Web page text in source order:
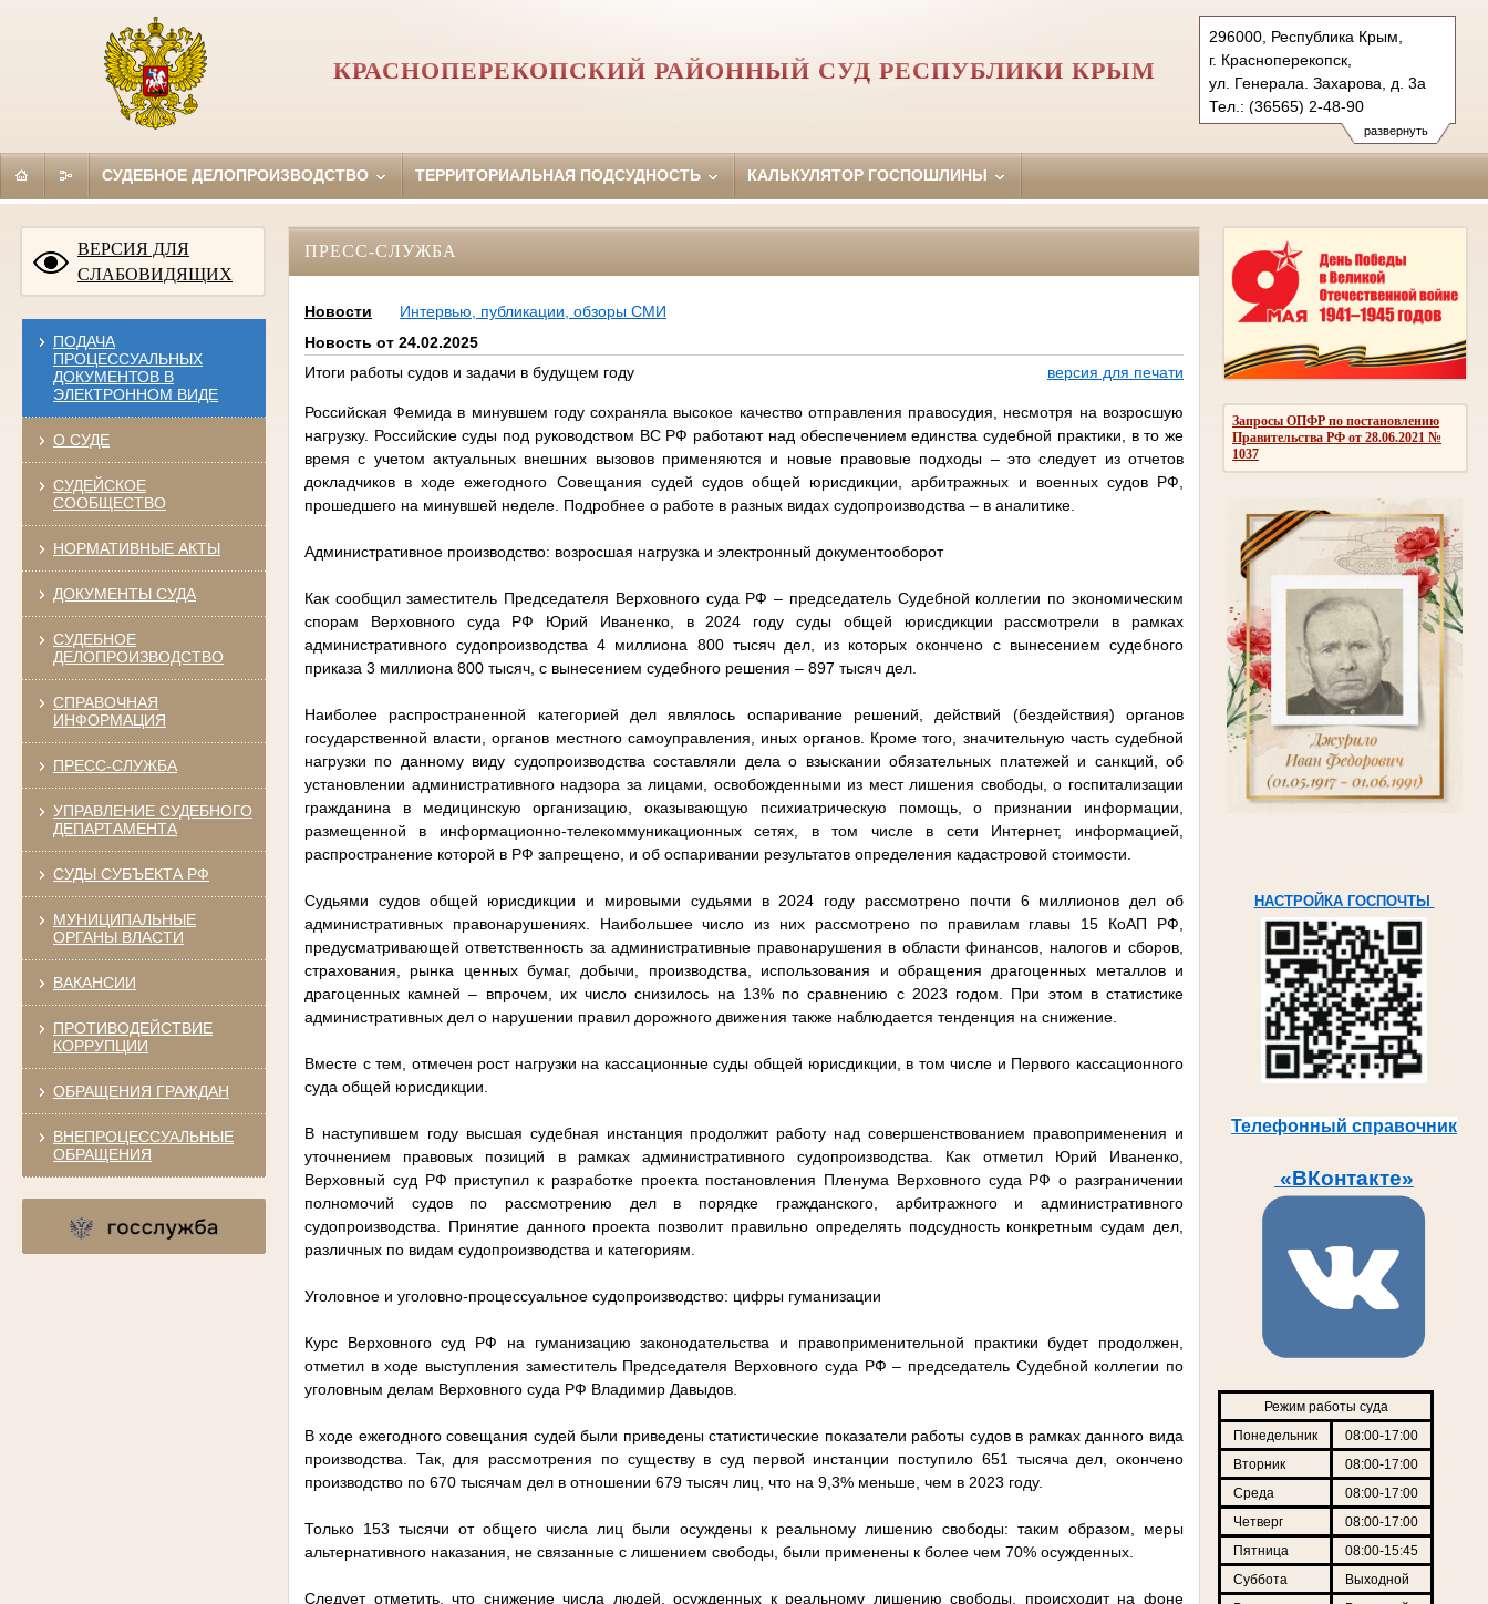
развернуть
296000, Республика Крым,
г. Красноперекопск,
ул. Генерала. Захарова, д. 3а
Тел.: (36565) 2-48-90
krasnoperekopskiy.krm@sudrf.ru
КРАСНОПЕРЕКОПСКИЙ РАЙОННЫЙ СУД РЕСПУБЛИКИ КРЫМ
СУДЕБНОЕ ДЕЛОПРОИЗВОДСТВО ТЕРРИТОРИАЛЬНАЯ ПОДСУДНОСТЬ КАЛЬКУЛЯТОР ГОСПОШЛИНЫ
ВЕРСИЯ ДЛЯ
СЛАБОВИДЯЩИХ
ПОДАЧА
ПРОЦЕССУАЛЬНЫХ
ДОКУМЕНТОВ В
ЭЛЕКТРОННОМ ВИДЕ
О СУДЕ
СУДЕЙСКОЕ
СООБЩЕСТВО
НОРМАТИВНЫЕ АКТЫ
ДОКУМЕНТЫ СУДА
СУДЕБНОЕ
ДЕЛОПРОИЗВОДСТВО
СПРАВОЧНАЯ
ИНФОРМАЦИЯ
ПРЕСС-СЛУЖБА
УПРАВЛЕНИЕ СУДЕБНОГО
ДЕПАРТАМЕНТА
СУДЫ СУБЪЕКТА РФ
МУНИЦИПАЛЬНЫЕ
ОРГАНЫ ВЛАСТИ
ВАКАНСИИ
ПРОТИВОДЕЙСТВИЕ
КОРРУПЦИИ
ОБРАЩЕНИЯ ГРАЖДАН
ВНЕПРОЦЕССУАЛЬНЫЕ
ОБРАЩЕНИЯ
Запросы ОПФР по постановлению
Правительства РФ от 28.06.2021 №
1037
НАСТРОЙКА ГОСПОЧТЫ
Телефонный справочник
«ВКонтакте»
Режим работы суда
Понедельник
08:00-17:00
Вторник
08:00-17:00
Среда
08:00-17:00
Четверг
08:00-17:00
Пятница
08:00-15:45
Суббота
Выходной
ПРЕСС-СЛУЖБА
Новости
Интервью, публикации, обзоры СМИ
Новость от 24.02.2025
Итоги работы судов и задачи в будущем году
версия для печати
Российская Фемида в минувшем году сохраняла высокое качество отправления правосудия, несмотря на возросшую
нагрузку. Российские суды под руководством ВС РФ работают над обеспечением единства судебной практики, в то же
время с учетом актуальных внешних вызовов применяются и новые правовые подходы – это следует из отчетов
докладчиков в ходе ежегодного Совещания судей судов общей юрисдикции, арбитражных и военных судов РФ,
прошедшего на минувшей неделе. Подробнее о работе в разных видах судопроизводства – в аналитике.
Административное производство: возросшая нагрузка и электронный документооборот
Как сообщил заместитель Председателя Верховного суда РФ – председатель Судебной коллегии по экономическим
спорам Верховного суда РФ Юрий Иваненко, в 2024 году суды общей юрисдикции рассмотрели в рамках
административного судопроизводства 4 миллиона 800 тысяч дел, из которых окончено с вынесением судебного
приказа 3 миллиона 800 тысяч, с вынесением судебного решения – 897 тысяч дел.
Наиболее распространенной категорией дел являлось оспаривание решений, действий (бездействия) органов
государственной власти, органов местного самоуправления, иных органов. Кроме того, значительную часть судебной
нагрузки по данному виду судопроизводства составляли дела о взыскании обязательных платежей и санкций, об
установлении административного надзора за лицами, освобожденными из мест лишения свободы, о госпитализации
гражданина в медицинскую организацию, оказывающую психиатрическую помощь, о признании информации,
размещенной в информационно-телекоммуникационных сетях, в том числе в сети Интернет, информацией,
распространение которой в РФ запрещено, и об оспаривании результатов определения кадастровой стоимости.
Судьями судов общей юрисдикции и мировыми судьями в 2024 году рассмотрено почти 6 миллионов дел об
административных правонарушениях. Наибольшее число из них рассмотрено по правилам главы 15 КоАП РФ,
предусматривающей ответственность за административные правонарушения в области финансов, налогов и сборов,
страхования, рынка ценных бумаг, добычи, производства, использования и обращения драгоценных металлов и
драгоценных камней – впрочем, их число снизилось на 13% по сравнению с 2023 годом. При этом в статистике
административных дел о нарушении правил дорожного движения также наблюдается тенденция на снижение.
Вместе с тем, отмечен рост нагрузки на кассационные суды общей юрисдикции, в том числе и Первого кассационного
суда общей юрисдикции.
В наступившем году высшая судебная инстанция продолжит работу над совершенствованием правоприменения и
уточнением правовых позиций в рамках административного судопроизводства. Как отметил Юрий Иваненко,
Верховный суд РФ приступил к разработке проекта постановления Пленума Верховного суда РФ о разграничении
полномочий судов по рассмотрению дел в порядке гражданского, арбитражного и административного
судопроизводства. Принятие данного проекта позволит правильно определять подсудность конкретным судам дел,
различных по видам судопроизводства и категориям.
Уголовное и уголовно-процессуальное судопроизводство: цифры гуманизации
Курс Верховного суд РФ на гуманизацию законодательства и правоприменительной практики будет продолжен,
отметил в ходе выступления заместитель Председателя Верховного суда РФ – председатель Судебной коллегии по
уголовным делам Верховного суда РФ Владимир Давыдов.
В ходе ежегодного совещания судей были приведены статистические показатели работы судов в рамках данного вида
производства. Так, для рассмотрения по существу в суд первой инстанции поступило 651 тысяча дел, окончено
производство по 670 тысячам дел в отношении 679 тысяч лиц, что на 9,3% меньше, чем в 2023 году.
Только 153 тысячи от общего числа лиц были осуждены к реальному лишению свободы: таким образом, меры
альтернативного наказания, не связанные с лишением свободы, были применены к более чем 70% осужденных.
Следует отметить, что снижение числа людей, осужденных к реальному лишению свободы, происходит на фоне